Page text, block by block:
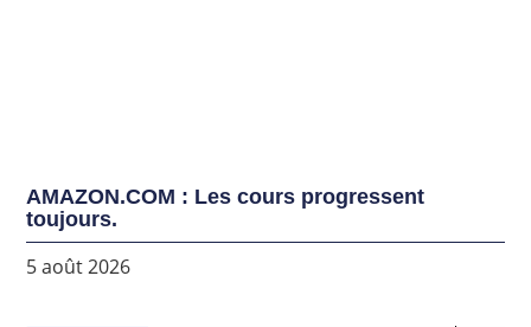
AMAZON.COM : Les cours progressent
toujours.
5 août 2026